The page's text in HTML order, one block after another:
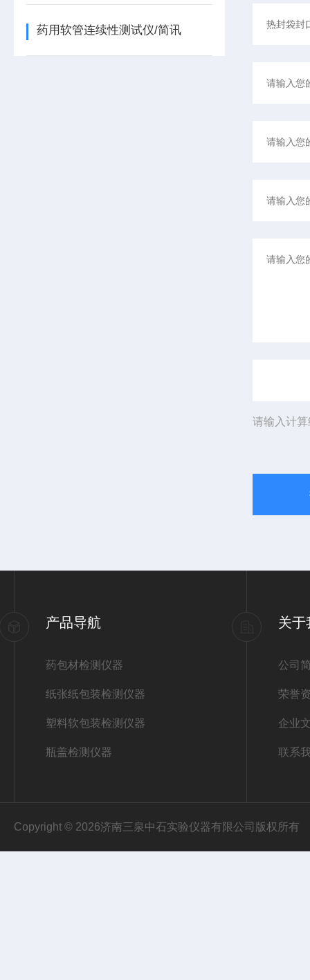
药用软管连续性测试仪/简讯
请输入计
产品导航
药包材检测仪器
纸张纸包装检测仪器
塑料软包装检测仪器
瓶盖检测仪器
关于
公司
荣誉
企业
联系
Copyright © 2026济南三泉中石实验仪器有限公司版权所有